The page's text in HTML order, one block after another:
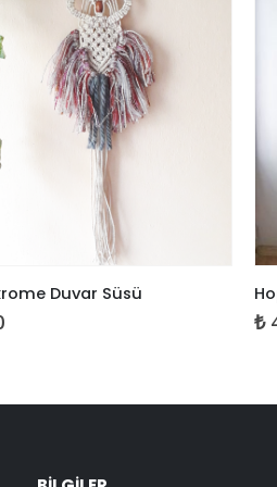
ürün sayfasından seçilebilir
Makrome Perde – Backdrop
₺ 5.970,00